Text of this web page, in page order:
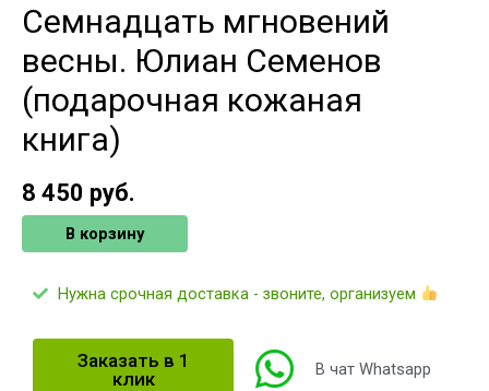
Семнадцать мгновений
весны. Юлиан Семенов
(подарочная кожаная
книга)
8 450 руб.
В корзину
Нужна срочная доставка - звоните, организуем
Заказать в 1
клик
В чат Whatsapp